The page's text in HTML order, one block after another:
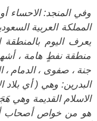
وفي المنجد: الاحساء
المملكة العربية
يعرف اليوم بالمنطقة
منطقة نفطٍ هامة ،
جنة ، صفوى ، الدمام ،
البدرين: وهي ( أي
الاسلام القديمة وهي
هو من خواص أصحاب